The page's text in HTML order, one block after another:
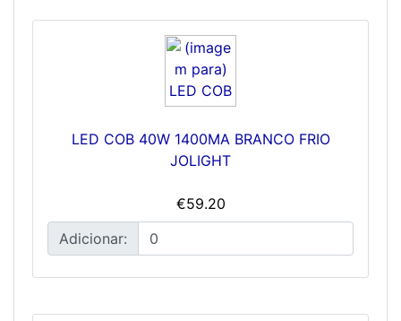
LED COB 40W 1400MA BRANCO FRIO
JOLIGHT
€59.20
Adicionar: